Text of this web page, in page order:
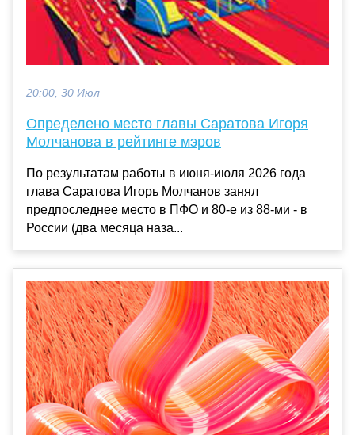
20:00, 30 Июл
Определено место главы Саратова Игоря
Молчанова в рейтинге мэров
По результатам работы в июня-июля 2026 года
глава Саратова Игорь Молчанов занял
предпоследнее место в ПФО и 80-е из 88-ми - в
России (два месяца наза...